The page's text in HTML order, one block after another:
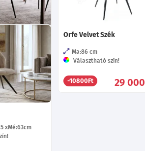
- Bézs
28 700Ft
Orfe Velvet Szék
Ma:86cm
Választható szín!
-10800Ft 29 000
Mé:63cm